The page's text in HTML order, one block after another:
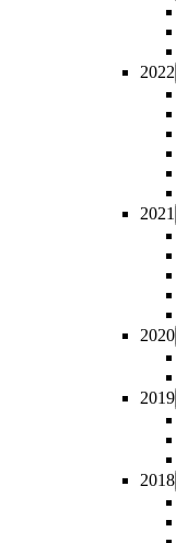
2022
2021
2020
2019
2018